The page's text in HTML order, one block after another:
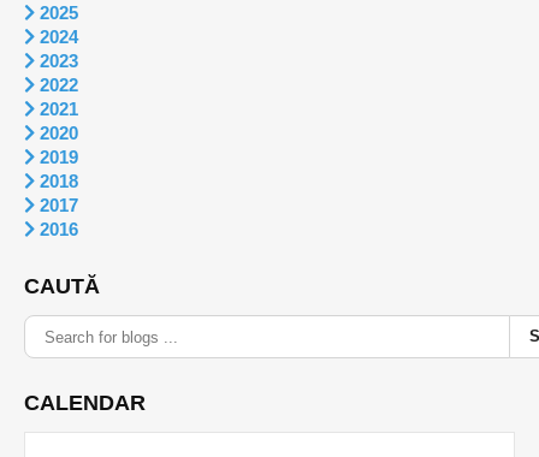
2025
2024
2023
2022
2021
2020
2019
2018
2017
2016
CAUTĂ
CALENDAR